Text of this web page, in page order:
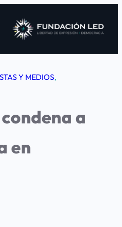
Y MEDIOS
a
en